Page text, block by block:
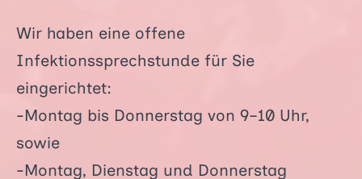
Wir haben eine offene
Infektionssprechstunde für Sie
eingerichtet:
-Montag bis Donnerstag von 9–10 Uhr,
sowie
-Montag, Dienstag und Donnerstag